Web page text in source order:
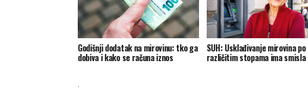
Godišnji dodatak na mirovinu: tko ga
dobiva i kako se računa iznos
SUH: Usklađivanje mirovina po
različitim stopama ima smisla
.